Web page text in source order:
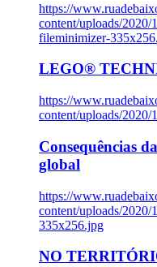
https://
content/uploads/
fileminimizer-
LEGO®
https://
content/uploads/
Consequências
global
https://
content/uploads/
335x256.jpg
NO